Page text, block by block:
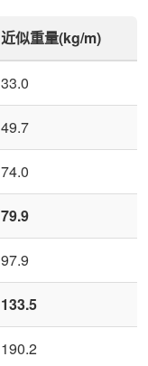
近似重量(kg/m)
33.0
49.7
74.0
79.9
97.9
133.5
190.2